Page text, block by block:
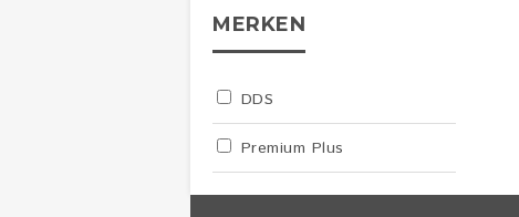
MERKEN
DDS
Premium Plus